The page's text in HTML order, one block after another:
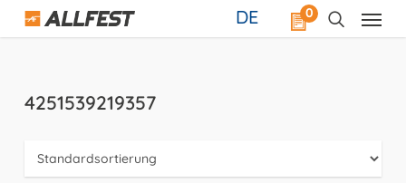
Skip
0
DE
4251539219357